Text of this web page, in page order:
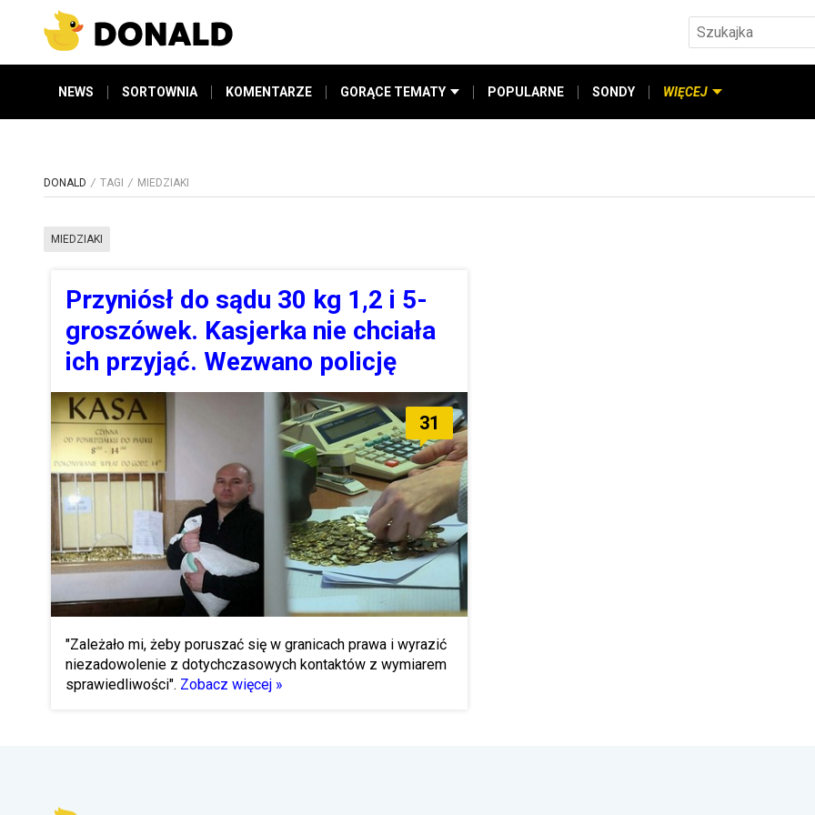
NEWS SORTOWNIA KOMENTARZE GORĄCE TEMATY POPULARNE SONDY WIĘCEJ
DONALD TAGI MIEDZIAKI
MIEDZIAKI
Przyniósł do sądu 30 kg 1,2 i 5-
groszówek. Kasjerka nie chciała
ich przyjąć. Wezwano policję
31
"Zależało mi, żeby poruszać się w granicach prawa i wyrazić
niezadowolenie z dotychczasowych kontaktów z wymiarem
sprawiedliwości". Zobacz więcej »